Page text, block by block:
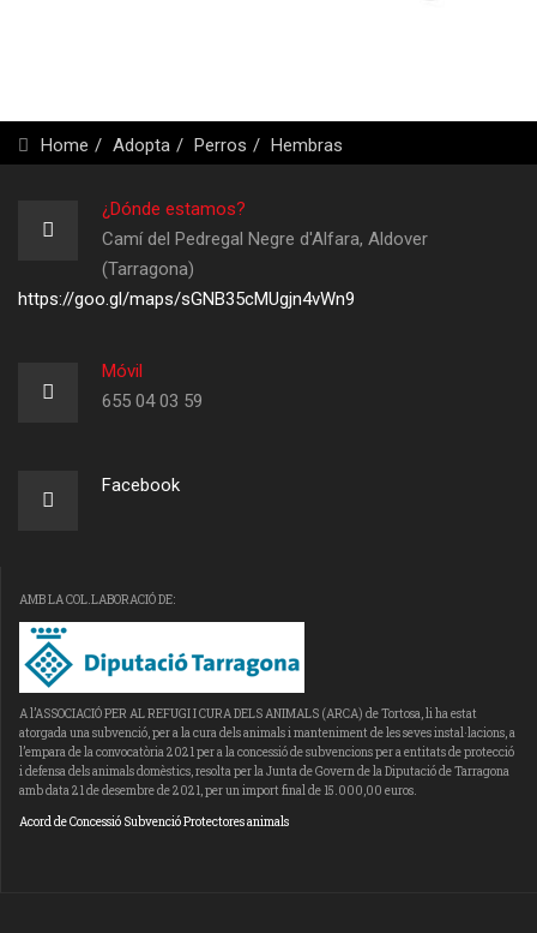
Home Adopta Perros Hembras
¿Dónde estamos?
Camí del Pedregal Negre d'Alfara, Aldover
(Tarragona)
https://goo.gl/maps/sGNB35cMUgjn4vWn9
Móvil
655 04 03 59
Facebook
AMB LA COL.LABORACIÓ DE:
A l’ASSOCIACIÓ PER AL REFUGI I CURA DELS ANIMALS (ARCA) de Tortosa, li ha estat
atorgada una subvenció, per a la cura dels animals i manteniment de les seves instal·lacions, a
l’empara de la convocatòria 2021 per a la concessió de subvencions per a entitats de protecció
i defensa dels animals domèstics, resolta per la Junta de Govern de la Diputació de Tarragona
amb data 21 de desembre de 2021, per un import final de 15.000,00 euros.
Acord de Concessió Subvenció Protectores animals